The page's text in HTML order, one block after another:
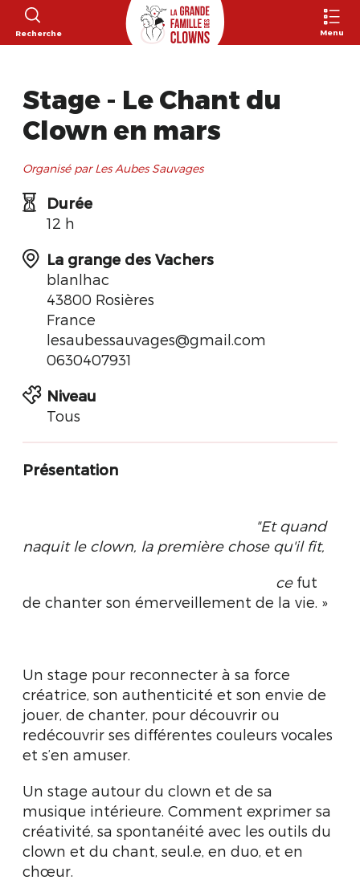
Recherche Menu
Stage - Le Chant du
Clown en mars
Organisé par Les Aubes Sauvages
Durée
12 h
La grange des Vachers
blanlhac
43800 Rosières
France
lesaubessauvages@gmail.com
0630407931
Niveau
Tous
Présentation
"Et quand
naquit le clown, la première chose qu'il fit,
cefut
de chanter son émerveillement de la vie. »
Un stage pour reconnecter à sa force
créatrice, son authenticité et son envie de
jouer, de chanter, pour découvrir ou
redécouvrir ses différentes couleurs vocales
et s’en amuser.
Un stage autour du clown et de sa
musique intérieure. Comment exprimer sa
créativité, sa spontanéité avec les outils du
clown et du chant, seul.e , en duo, et en
chœur